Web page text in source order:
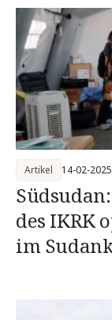
des IKRK
im
Artikel 14-02-2025